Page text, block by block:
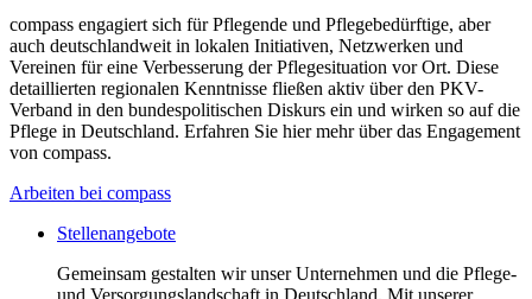
compass engagiert sich für Pflegende und Pflegebedürftige, aber
auch deutschlandweit in lokalen Initiativen, Netzwerken und
Vereinen für eine Verbesserung der Pflegesituation vor Ort. Diese
detaillierten regionalen Kenntnisse fließen aktiv über den PKV-
Verband in den bundespolitischen Diskurs ein und wirken so auf die
Pflege in Deutschland. Erfahren Sie hier mehr über das Engagement
von compass.
Arbeiten bei compass
Stellenangebote
Gemeinsam gestalten wir unser Unternehmen und die Pflege-